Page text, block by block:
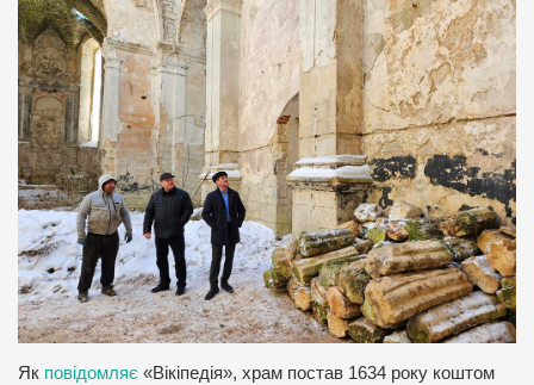
Як повідомляє «Вікіпедія», храм постав 1634 року коштом